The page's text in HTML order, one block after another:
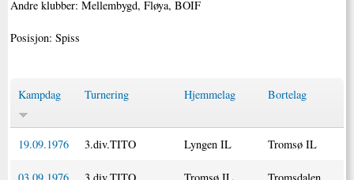
Andre klubber: Mellembygd, Fløya, BOIF
Posisjon: Spiss
Kampdag Turnering Hjemmelag Bortelag
19.09.1976 3.div.TITO Lyngen IL Tromsø IL